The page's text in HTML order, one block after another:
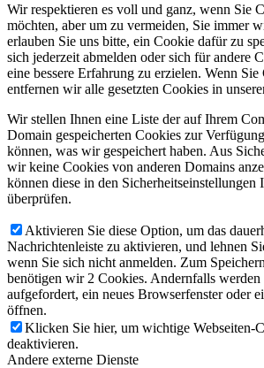
Wir respektieren es voll und ganz, wenn Sie
möchten, aber um zu vermeiden, Sie immer
erlauben Sie uns bitte, ein Cookie dafür zu
sich jederzeit abmelden oder sich für andere
eine bessere Erfahrung zu erzielen. Wenn Sie
entfernen wir alle gesetzten Cookies in
Wir stellen Ihnen eine Liste der auf Ihrem
Domain gespeicherten Cookies zur
können, was wir gespeichert haben. Aus
wir keine Cookies von anderen Domains
können diese in den Sicherheitseinstellungen
überprüfen.
Aktivieren Sie diese Option, um das
Nachrichtenleiste zu aktivieren, und lehnen
wenn Sie sich nicht anmelden. Zum
benötigen wir 2 Cookies. Andernfalls werden
aufgefordert, ein neues Browserfenster oder
öffnen.
Klicken Sie hier, um wichtige Webseiten-
deaktivieren.
Andere externe Dienste